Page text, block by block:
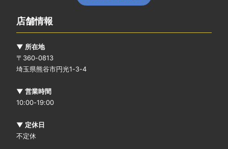
店舗情報
▼ 所在地
〒360-0813
埼玉県熊谷市円光1-3-4
▼ 営業時間
10:00-19:00
▼ 定休日
不定休